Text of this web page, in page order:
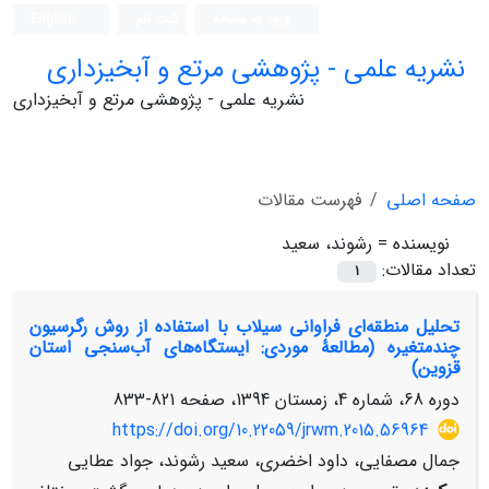
نشریه علمی - پژوهشی مرتع و آبخیزداری
نشریه علمی - پژوهشی مرتع و آبخیزداری
صفحه اصلی
فهرست مقالات
نویسنده = رشوند، سعید
تعداد مقالات:
1
تحلیل منطقه‌ای فراوانی سیلاب با استفاده از روش رگرسیون
چند‌متغیره (مطالعۀ موردی: ایستگاه‌های آب‌سنجی استان
قزوین)
دوره 68، شماره 4، زمستان 1394، صفحه
821-833
https://doi.org/10.22059/jrwm.2015.56964
جمال مصفایی، داود اخضری، سعید رشوند، جواد عطایی